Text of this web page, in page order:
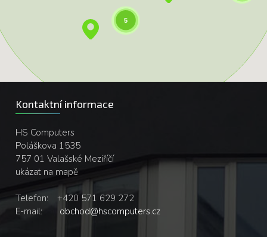
5
Kontaktní informace
HS Computers
Poláškova 1535
757 01 Valašské Meziříčí
ukázat na mapě
Telefon:
+420 571 629 272
E-mail:
obchod@hscomputers.cz